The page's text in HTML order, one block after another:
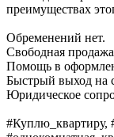
преимуществах
Обременений нет.
Свободная
Помощь в
Быстрый выход на
Юридическое
#Куплю_квартиру,